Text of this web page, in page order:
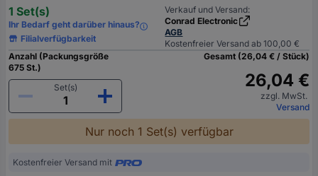
1 Set(s)
Ihr Bedarf geht darüber hinaus?
Filialverfügbarkeit
Verkauf und Versand:
Conrad Electronic
AGB
Kostenfreier Versand ab 100,00 €
Anzahl (Packungsgröße
675 St.)
Set(s)
Gesamt (26,04 € / Stück)
26,04 €
zzgl. MwSt.
Versand
Nur noch 1 Set(s) verfügbar
Kostenfreier Versand mit